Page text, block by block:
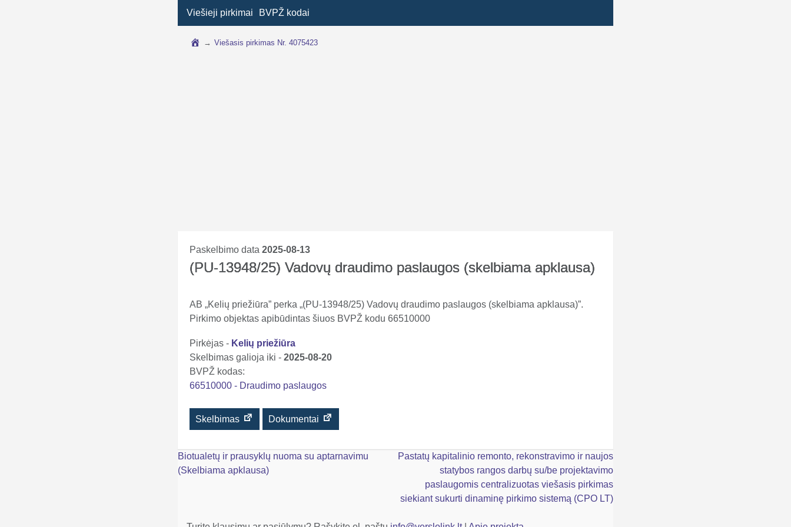
Viešieji pirkimai BVPŽ kodai
→ Viešasis pirkimas Nr. 4075423
Paskelbimo data2025-08-13
(PU-13948/25) Vadovų draudimo paslaugos (skelbiama apklausa)
AB „Kelių priežiūra” perka „(PU-13948/25) Vadovų draudimo paslaugos (skelbiama apklausa)”.
Pirkimo objektas apibūdintas šiuos BVPŽ kodu 66510000
Pirkėjas - Kelių priežiūra
Skelbimas galioja iki -2025-08-20
BVPŽ kodas:
66510000 - Draudimo paslaugos
Skelbimas Dokumentai
Navigacija
tarp
Biotualetų ir prausyklų nuoma su aptarnavimu
(Skelbiama apklausa)
Pastatų kapitalinio remonto, rekonstravimo ir naujos
statybos rangos darbų su/be projektavimo
paslaugomis centralizuotas viešasis pirkimas
siekiant sukurti dinaminę pirkimo sistemą (CPO LT)